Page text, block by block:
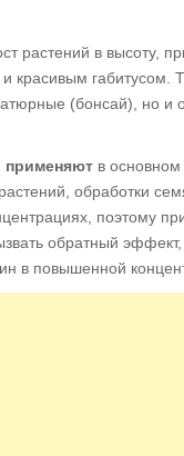
растений в высоту,
красивым габитусом.
(бонсай), но и
применяют в
обработки
поэтому
обратный эффект,
в повышенной